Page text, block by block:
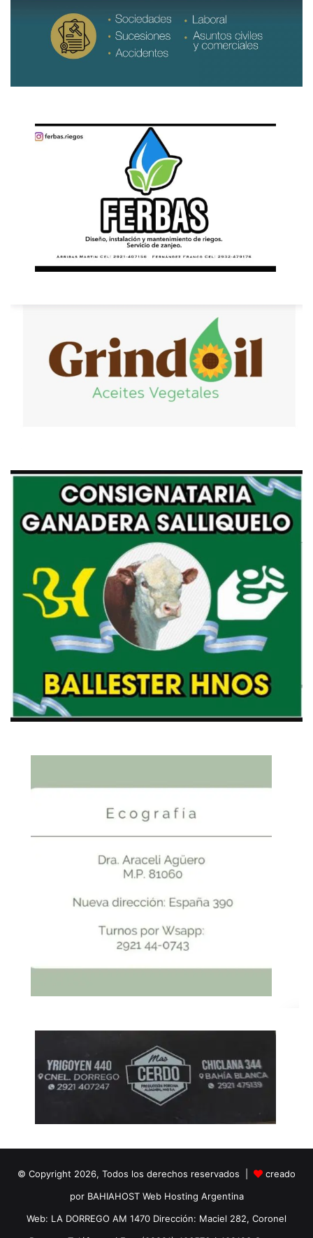
© Copyright 2026, Todos los derechos reservados |
creado
por BAHIAHOST Web Hosting Argentina
Web: LA DORREGO AM 1470 Dirección: Maciel 282, Coronel